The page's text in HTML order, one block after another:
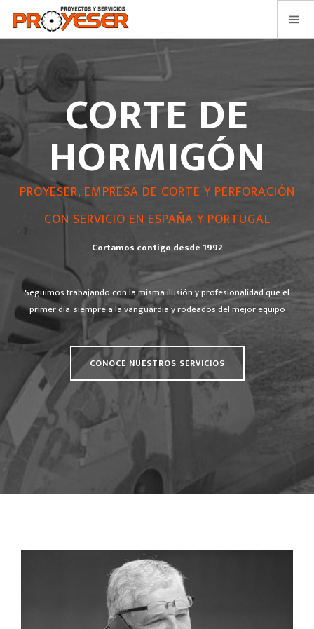
NUESTRA EMPRESA
CORTE DE HORMIGÓN
PERFORACIONES DE HORMIGÓN
OTROS SERVICIOS
TRABAJOS
BLOG
CONTACTO
PRESUPUESTO ONLINE
CORTE DE
HORMIGÓN
PROYESER, EMPRESA DE CORTE Y PERFORACIÓN
CON SERVICIO EN ESPAÑA Y PORTUGAL
Cortamos contigo desde 1992
Seguimos trabajando con la misma ilusión y profesionalidad que el
primer día,siempre a la vanguardia y rodeados del mejor equipo
CONOCE NUESTROS SERVICIOS